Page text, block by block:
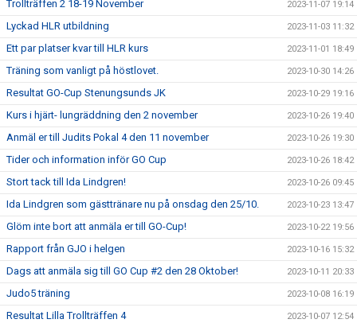
Trollträffen 2 18-19 November 2023-11-07 19:14
Lyckad HLR utbildning 2023-11-03 11:32
Ett par platser kvar till HLR kurs 2023-11-01 18:49
Träning som vanligt på höstlovet. 2023-10-30 14:26
Resultat GO-Cup Stenungsunds JK 2023-10-29 19:16
Kurs i hjärt- lungräddning den 2 november 2023-10-26 19:40
Anmäl er till Judits Pokal 4 den 11 november 2023-10-26 19:30
Tider och information inför GO Cup 2023-10-26 18:42
Stort tack till Ida Lindgren! 2023-10-26 09:45
Ida Lindgren som gästtränare nu på onsdag den 25/10. 2023-10-23 13:47
Glöm inte bort att anmäla er till GO-Cup! 2023-10-22 19:56
Rapport från GJO i helgen 2023-10-16 15:32
Dags att anmäla sig till GO Cup #2 den 28 Oktober! 2023-10-11 20:33
Judo5 träning 2023-10-08 16:19
Resultat Lilla Trollträffen 4 2023-10-07 12:54